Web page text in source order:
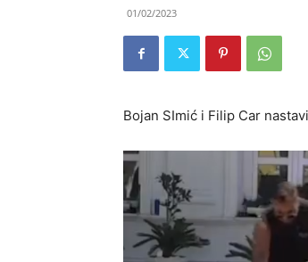
01/02/2023
Bojan SImić i Filip Car